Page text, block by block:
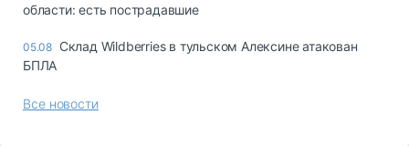
области: есть пострадавшие
05.08 Склад Wildberries в тульском Алексине атакован
БПЛА
Все новости